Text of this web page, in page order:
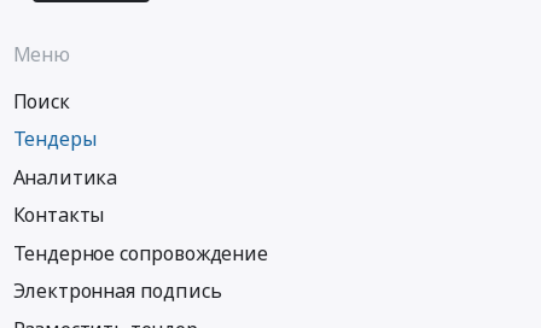
Меню
Поиск
Тендеры
Аналитика
Контакты
Тендерное сопровождение
Электронная подпись